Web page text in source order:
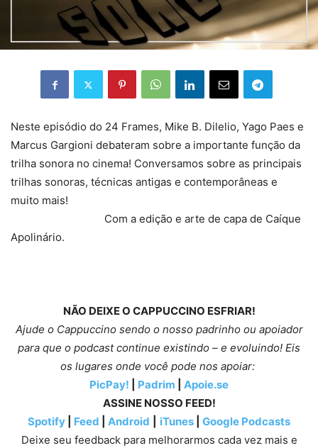
Neste episódio do 24 Frames, Mike B. Dilelio, Yago Paes e
Marcus Gargioni debateram sobre a importante função da
trilha sonora no cinema! Conversamos sobre as principais
trilhas sonoras, técnicas antigas e contemporâneas e
muito mais!
Com a edição e arte de capa de Caíque
Apolinário.
NÃO DEIXE O CAPPUCCINO ESFRIAR!
Ajude o Cappuccino sendo o nosso padrinho ou apoiador
para que o podcast continue existindo – e evoluindo! Eis
os lugares onde você pode nos apoiar:
PicPay!
Padrim
Apoie.se
ASSINE NOSSO FEED!
Spotify
Feed Android iTunes
Google Podcasts
Deixe seu feedback para melhorarmos cada vez mais e